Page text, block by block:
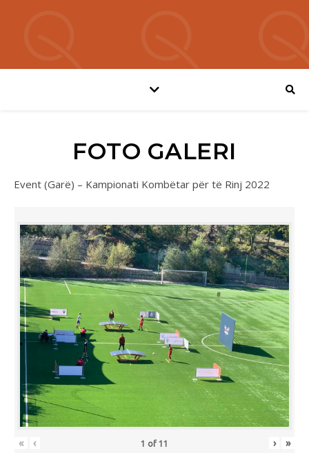
FOTO GALERI
Event (Garë) – Kampionati Kombëtar për të Rinj 2022
« ‹ 1 of 11 › »